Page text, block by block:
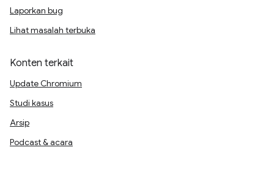
Laporkan bug
Lihat masalah terbuka
Konten terkait
Update Chromium
Studi kasus
Arsip
Podcast & acara